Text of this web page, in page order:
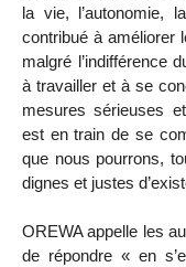
la vie, l’autonomie,
contribué à améliorer
malgré l’indifférence
à travailler et à se
mesures sérieuses
est en train de se
que nous pourrons,
dignes et justes
OREWA appelle les
de répondre « en